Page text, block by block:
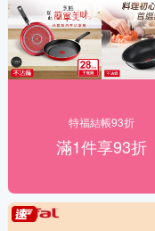
特福結帳93折
滿1件享93折